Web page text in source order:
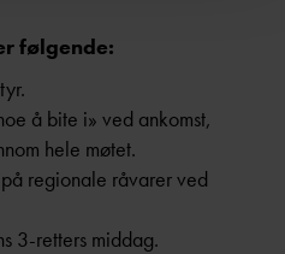
følgende:
å bite i» ved ankomst,
hele møtet.
regionale råvarer ved
3-retters middag.